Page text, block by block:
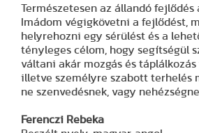
Természetesen az állandó
Imádom végigkövetni a fejlődést,
helyrehozni egy sérülést és a
tényleges célom, hogy segítségül
váltani akár mozgás és
illetve személyre szabott terhelés
ne szenvedésnek, vagy
Ferenczi Rebeka